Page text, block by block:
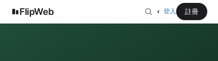
FlipWeb ◐ 登入 註冊